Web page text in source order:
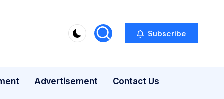
Subscribe
Advertisement Contact Us